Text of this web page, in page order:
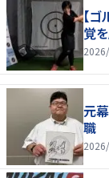
【
覚
元
職